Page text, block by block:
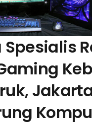
Spesialis